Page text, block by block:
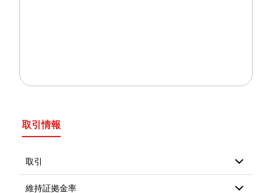
取引情報